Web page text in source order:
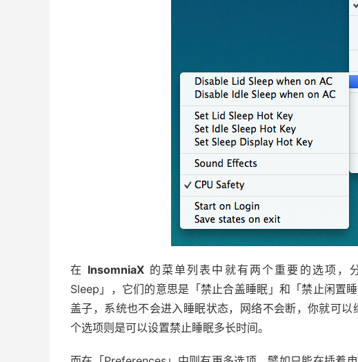
在 InsomniaX 的菜单列表中就有两个重要的选项，
Sleep」，它们的意思是「禁止合盖睡眠」和「禁止闲置
盖子，系统也不会进入睡眠状态，网络不会断，你就可
个选项则是可以设置禁止睡眠多长时间。